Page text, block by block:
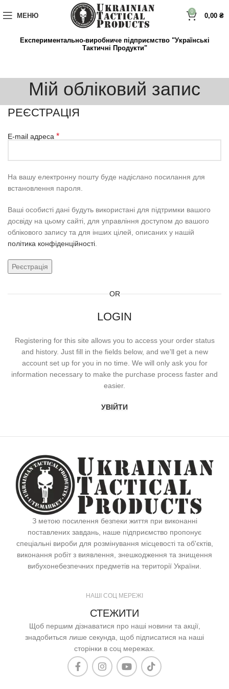
вмістуМЕНЮ
0
0,00 ₴
Експериментально-виробниче підприємство "Українські
Тактичні Продукти"
Мій обліковий запис
РЕЄСТРАЦІЯ
E-mail адреса *
На вашу електронну пошту буде надіслано посилання для
встановлення пароля.
Ваші особисті дані будуть використані для підтримки вашого
досвіду на цьому сайті, для управління доступом до вашого
облікового запису та для інших цілей, описаних у нашій
політика конфіденційності
Реєстрація
OR
LOGIN
Registering for this site allows you to access your order status
and history. Just fill in the fields below, and we'll get a new
account set up for you in no time. We will only ask you for
information necessary to make the purchase process faster and
easier.
УВІЙТИ
З метою посилення безпеки життя при виконанні
поставлених завдань, наше підприємство пропонує
спеціальні вироби для розмінування місцевості та об'єктів,
виконання робіт з виявлення, знешкодження та знищення
вибухонебезпечних предметів на території України.
НАШІ СОЦ МЕРЕЖІ
СТЕЖИТИ
Щоб першим дізнаватися про наші новини та акції,
знадобиться лише секунда, щоб підписатися на наші
сторінки в соц мережах.